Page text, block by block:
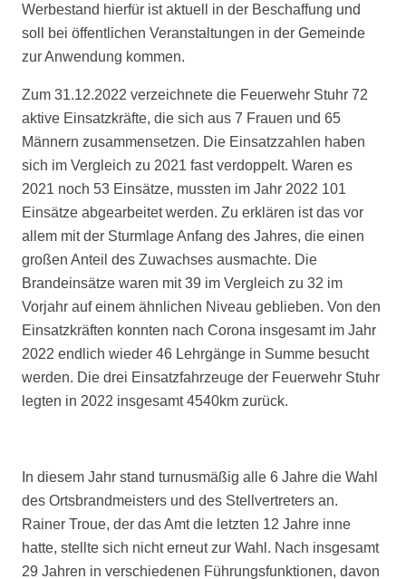
Werbestand hierfür ist aktuell in der Beschaffung und
soll bei öffentlichen Veranstaltungen in der Gemeinde
zur Anwendung kommen.
Zum 31.12.2022 verzeichnete die Feuerwehr Stuhr 72
aktive Einsatzkräfte, die sich aus 7 Frauen und 65
Männern zusammensetzen. Die Einsatzzahlen haben
sich im Vergleich zu 2021 fast verdoppelt. Waren es
2021 noch 53 Einsätze, mussten im Jahr 2022 101
Einsätze abgearbeitet werden. Zu erklären ist das vor
allem mit der Sturmlage Anfang des Jahres, die einen
großen Anteil des Zuwachses ausmachte. Die
Brandeinsätze waren mit 39 im Vergleich zu 32 im
Vorjahr auf einem ähnlichen Niveau geblieben. Von den
Einsatzkräften konnten nach Corona insgesamt im Jahr
2022 endlich wieder 46 Lehrgänge in Summe besucht
werden. Die drei Einsatzfahrzeuge der Feuerwehr Stuhr
legten in 2022 insgesamt 4540km zurück.
In diesem Jahr stand turnusmäßig alle 6 Jahre die Wahl
des Ortsbrandmeisters und des Stellvertreters an.
Rainer Troue, der das Amt die letzten 12 Jahre inne
hatte, stellte sich nicht erneut zur Wahl. Nach insgesamt
29 Jahren in verschiedenen Führungsfunktionen, davon